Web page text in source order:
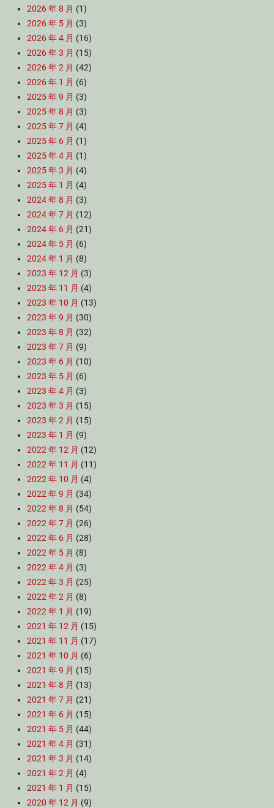
2026 年 8 月 (1)
2026 年 5 月 (3)
2026 年 4 月 (16)
2026 年 3 月 (15)
2026 年 2 月 (42)
2026 年 1 月 (6)
2025 年 9 月 (3)
2025 年 8 月 (3)
2025 年 7 月 (4)
2025 年 6 月 (1)
2025 年 4 月 (1)
2025 年 3 月 (4)
2025 年 1 月 (4)
2024 年 8 月 (3)
2024 年 7 月 (12)
2024 年 6 月 (21)
2024 年 5 月 (6)
2024 年 1 月 (8)
2023 年 12 月 (3)
2023 年 11 月 (4)
2023 年 10 月 (13)
2023 年 9 月 (30)
2023 年 8 月 (32)
2023 年 7 月 (9)
2023 年 6 月 (10)
2023 年 5 月 (6)
2023 年 4 月 (3)
2023 年 3 月 (15)
2023 年 2 月 (15)
2023 年 1 月 (9)
2022 年 12 月 (12)
2022 年 11 月 (11)
2022 年 10 月 (4)
2022 年 9 月 (34)
2022 年 8 月 (54)
2022 年 7 月 (26)
2022 年 6 月 (28)
2022 年 5 月 (8)
2022 年 4 月 (3)
2022 年 3 月 (25)
2022 年 2 月 (8)
2022 年 1 月 (19)
2021 年 12 月 (15)
2021 年 11 月 (17)
2021 年 10 月 (6)
2021 年 9 月 (15)
2021 年 8 月 (13)
2021 年 7 月 (21)
2021 年 6 月 (15)
2021 年 5 月 (44)
2021 年 4 月 (31)
2021 年 3 月 (14)
2021 年 2 月 (4)
2021 年 1 月 (15)
2020 年 12 月 (9)